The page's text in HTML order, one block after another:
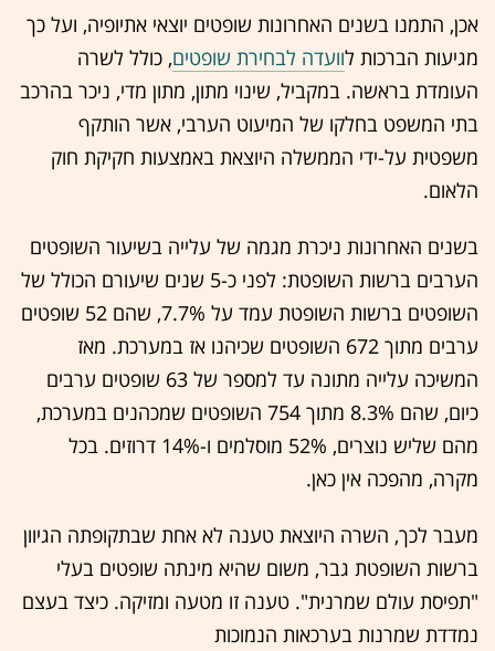
אכן, התמנו בשנים האחרונות שופטים יוצאי אתיופיה, ועל כך
מגיעות הברכות לוועדה לבחירת שופטים, כולל לשרה
העומדת בראשה. במקביל, שינוי מתון, מתון מדי, ניכר בהרכב
בתי המשפט בחלקו של המיעוט הערבי, אשר הותקף
משפטית על-ידי הממשלה היוצאת באמצעות חקיקת חוק
הלאום.
בשנים האחרונות ניכרת מגמה של עלייה בשיעור השופטים
הערבים ברשות השופטת: לפני כ-5 שנים שיעורם הכולל של
השופטים ברשות השופטת עמד על 7.7%, שהם 52 שופטים
ערבים מתוך 672 השופטים שכיהנו אז במערכת. מאז
המשיכה עלייה מתונה עד למספר של 63 שופטים ערבים
כיום, שהם 8.3% מתוך 754 השופטים שמכהנים במערכת,
מהם שליש נוצרים, 52% מוסלמים ו-14% דרוזים. בכל
מקרה, מהפכה אין כאן.
מעבר לכך, השרה היוצאת טענה לא אחת שבתקופתה הגיוון
ברשות השופטת גבר, משום שהיא מינתה שופטים בעלי
"תפיסת עולם שמרנית". טענה זו מטעה ומזיקה. כיצד בעצם
נמדדת שמרנות בערכאות הנמוכות